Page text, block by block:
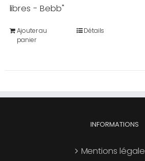
libres - Bebb"
Ajouter au
panier
Détails
INFORMATIONS
Mentions